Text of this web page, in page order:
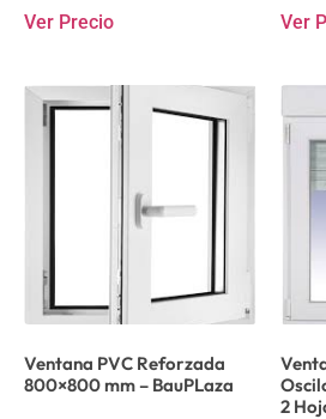
Ver Precio Ver
Ventana PVC Reforzada
800×800 mm – BauPLaza
2